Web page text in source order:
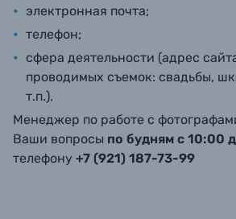
электронная почта;
телефон;
сфера деятельности (адрес
проводимых съемок: свадьбы,
т.п.).
Менеджер по работе с
Ваши вопросы по будням с 10:00
телефону +7 (921) 187-73-99